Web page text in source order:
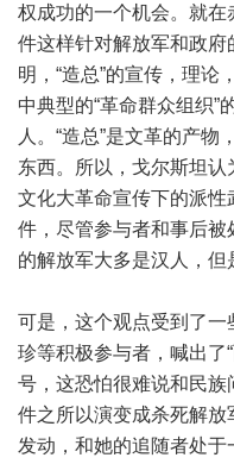
权成功的一个机会。就
件这样针对解放军和政府
明，“造总”的宣传，理论
中典型的“革命群众组织”
人。“造总”是文革的产
东西。所以，戈尔斯坦
文化大革命宣传下的派
件，尽管参与者和事后
的解放军大多是汉人，但
可是，这个观点受到了一
珍等积极参与者，喊出了
号，这恐怕很难说和民
件之所以演变成杀死解
发动，和她的追随者处